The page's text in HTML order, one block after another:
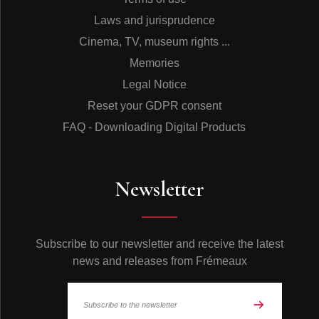
1975 - LA TÊTE EN RUINES • 1978 - LA TERRE AU
VENTRE • 1981 - CANTA GITANO (Court métrage /
Nominé aux Césars 1982) • 1982 - CORRE GITANO
(prod. espagnole) • 1982 - LES PRINCES (Grand Prix
du Festival du Film Européen à Munich / Grand prix du
Festival de Taormina / Epi d’Argent du Festival de
Valladolid) • 1985 - RUE DU DÉPART (Grand Prix du
Festival du Film Français à Florence) • 1988 - PLEURE
PAS MY LOVE • 1990 - GASPARD ET ROBINSON •
Danielle Mitterand / Prix du Meilleur « Film
expérimental » de la Critique américaine 1996) • 1994 -
1997 - GADJO DILO (Locarno 1997 : Léopard d’Argent,
Grand Prix Spécial des Amériques / Rotterdam 1998 :
Prix du Public / Nomination au César de la Meilleure
de Venise et Festival de Toronto 2000 / Nomination au
Laws and jurisprudence
Cinema, TV, museum rights ...
Memories
Legal Notice
Reset your GDPR consent
FAQ - Downloading Digital Products
Newsletter
Subscribe to our newsletter and receive the latest
news and releases from Frémeaux